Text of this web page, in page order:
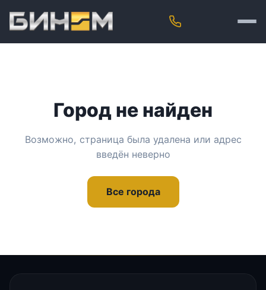
Город не найден
Возможно, страница была удалена или адрес
введён неверно
Все города